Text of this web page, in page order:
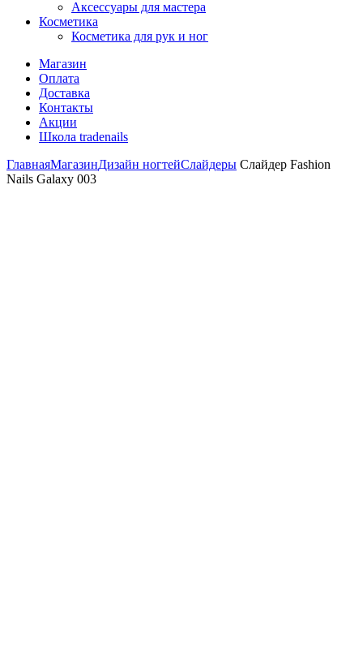
Аксессуары для мастера
Косметика
Косметика для рук и ног
Магазин
Оплата
Доставка
Контакты
Акции
Школа tradenails
ГлавнаяМагазинДизайн ногтейСлайдеры Слайдер Fashion
Nails Galaxy 003